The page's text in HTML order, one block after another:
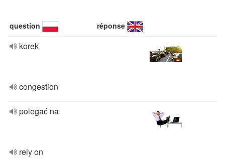
question réponse
korek
congestion
polegać na
rely on